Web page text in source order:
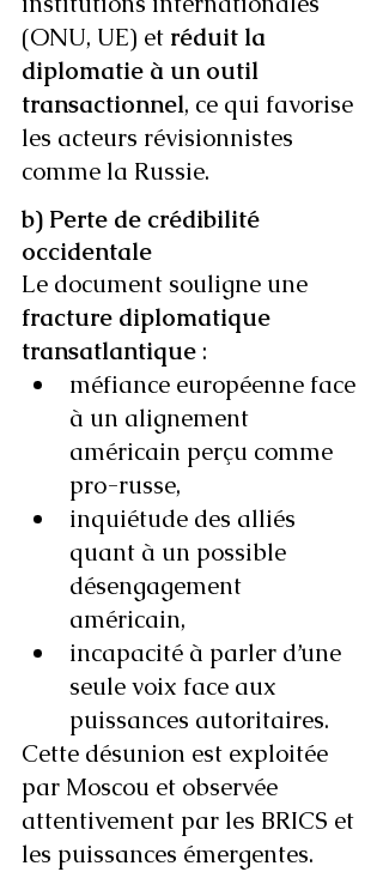
(ONU, UE) et réduit la
diplomatie à un outil
transactionnel, ce qui favorise
les acteurs révisionnistes
comme la Russie.
b) Perte de crédibilité
occidentale
Le document souligne une
fracture diplomatique
transatlantique :
méfiance européenne face
à un alignement
américain perçu comme
pro-russe,
inquiétude des alliés
quant à un possible
désengagement
américain,
incapacité à parler d’une
seule voix face aux
puissances autoritaires.
Cette désunion est exploitée
par Moscou et observée
attentivement par les BRICS et
les puissances émergentes.